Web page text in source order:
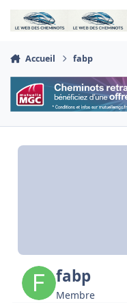
Aller au contenu
Accueil fabp
fabp
Membre